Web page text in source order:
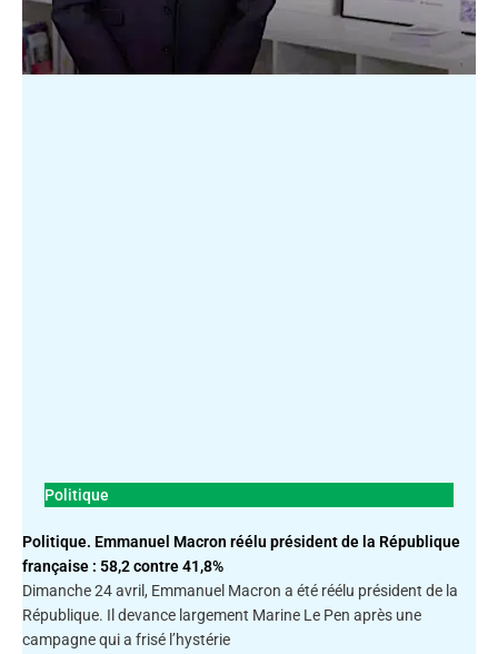
Politique
Politique. Emmanuel Macron réélu président de la République
française : 58,2 contre 41,8%
Dimanche 24 avril, Emmanuel Macron a été réélu président de la
République. Il devance largement Marine Le Pen après une
campagne qui a frisé l’hystérie